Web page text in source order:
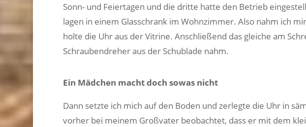
Sonn- und Feiertagen und die dritte hatte den Betrieb
lagen in einem Glasschrank im Wohnzimmer. Also nahm ich
holte die Uhr aus der Vitrine. Anschließend das gleiche am
Schraubendreher aus der Schublade nahm.
Ein Mädchen macht doch sowas nicht
Dann setzte ich mich auf den Boden und zerlegte die Uhr in
vorher bei meinem Großvater beobachtet, dass er mit dem